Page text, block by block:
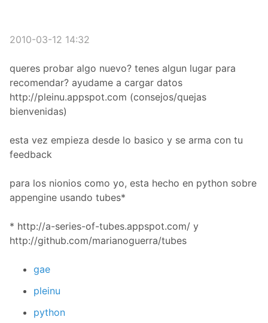
2010-03-12 14:32
queres probar algo nuevo? tenes algun lugar para
recomendar? ayudame a cargar datos
http://pleinu.appspot.com (consejos/quejas
bienvenidas)
esta vez empieza desde lo basico y se arma con tu
feedback
para los nionios como yo, esta hecho en python sobre
appengine usando tubes*
* http://a-series-of-tubes.appspot.com/ y
http://github.com/marianoguerra/tubes
gae
pleinu
python